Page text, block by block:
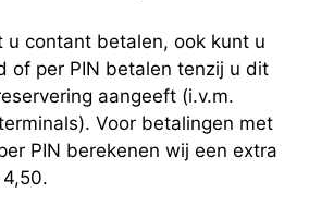
u contant betalen, ook kunt u
of per PIN betalen tenzij u dit
aangeeft (i.v.m.
Voor betalingen met
PIN berekenen wij een extra